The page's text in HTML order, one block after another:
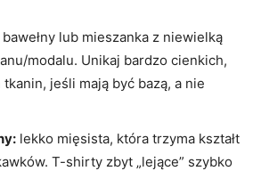
bawełny lub mieszanka z niewielką
modalu. Unikaj bardzo cienkich,
jeśli mają być bazą, a nie
lekko mięsista, która trzyma kształt
T-shirty zbyt „lejące” szybko